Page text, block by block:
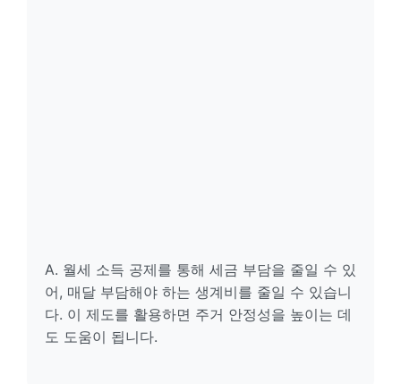
A. 월세 소득 공제를 통해 세금 부담을 줄일 수 있
어, 매달 부담해야 하는 생계비를 줄일 수 있습니
다. 이 제도를 활용하면 주거 안정성을 높이는 데
도 도움이 됩니다.